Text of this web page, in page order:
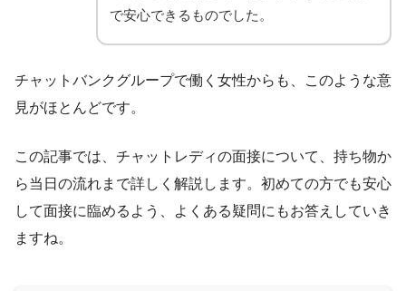
で安心できるものでした。
チャットバンクグループで働く女性からも、このような意
見がほとんどです。
この記事では、チャットレディの面接について、持ち物か
ら当日の流れまで詳しく解説します。初めての方でも安心
して面接に臨めるよう、よくある疑問にもお答えしていき
ますね。